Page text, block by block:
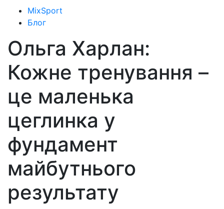
MixSport
Блог
Ольга Харлан:
Кожне тренування –
це маленька
цеглинка у
фундамент
майбутнього
результату